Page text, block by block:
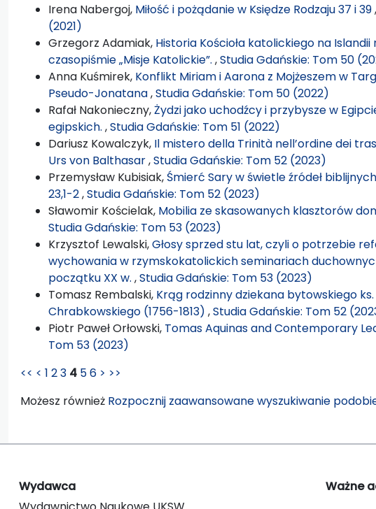
Irena Nabergoj, Miłość i pożądanie w Księdze Rodzaju 37 i 39,
(2021)
Grzegorz Adamiak, Historia Kościoła katolickiego na
czasopiśmie „Misje Katolickie”. ,Studia Gdańskie: Tom 50
Anna Kuśmirek, Konflikt Miriam i Aarona z Mojżeszem w
Pseudo-Jonatana,Studia Gdańskie: Tom 50 (2022)
Rafał Nakonieczny,Żydzi jako uchodźcy i przybysze w
egipskich. ,Studia Gdańskie: Tom 51 (2022)
Dariusz Kowalczyk, Il mistero della Trinità nell’ordine dei
Urs von Balthasar,Studia Gdańskie: Tom 52 (2023)
Przemysław Kubisiak, Śmierć Sary w świetle źródeł
23,1-2,Studia Gdańskie: Tom 52 (2023)
Sławomir Kościelak, Mobilia ze skasowanych klasztorów
Studia Gdańskie: Tom 53 (2023)
Krzysztof Lewalski,Głosy sprzed stu lat, czyli o potrzebie
wychowania w rzymskokatolickich seminariach
początku XX w. ,Studia Gdańskie: Tom 53 (2023)
Tomasz Rembalski, Krąg rodzinny dziekana bytowskiego
Chrabkowskiego (1756-1813) ,Studia Gdańskie: Tom 52
Piotr Paweł Orłowski, Tomas Aquinas and Contemporary
Tom 53 (2023)
<< < 1 23 4 56 > >>
Możesz również Rozpocznij zaawansowane wyszukiwanie
Wydawca
Ważne